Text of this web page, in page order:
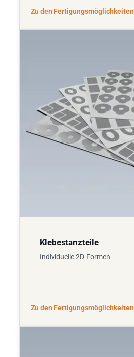
Zu den Fertigungsmöglichkeiten
Klebestanzteile
Individuelle 2D-Formen
Zu den Fertigungsmöglichkeiten